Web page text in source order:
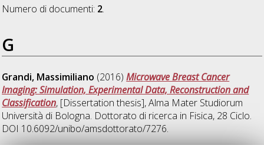
Numero di documenti: 2.
G
Grandi, Massimiliano (2016)Microwave Breast Cancer
Imaging: Simulation, Experimental Data, Reconstruction and
Classification, [Dissertation thesis], Alma Mater Studiorum
Università di Bologna. Dottorato di ricerca in Fisica, 28 Ciclo.
DOI 10.6092/unibo/amsdottorato/7276.